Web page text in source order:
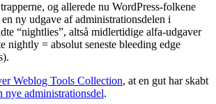
og allerede nu WordPress-folkene
ny udgave af administrationsdelen i
“nightlies”, altså midlertidige alfa-udgaver
nightly = absolut seneste bleeding edge
Weblog Tools Collection, at en gut har skabt
nye administrationsdel.